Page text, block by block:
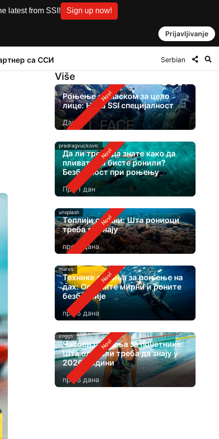
latest from SSI! Sign up now!
Prijavljivanje
са ССИ Serbian
Više
Роњење са маском за цело
лице: Нова SSI специјалност
Данас
predragvuckovic
Да ли треба да знате како да
пливате да бисте ронили?
Безбедност при роњењу
Пре 1 дан
unsplash
Топлији океани: Шта рониоци
треба да знају
пре 3 дана
mares
Технике дисања за роњење на
дах: Останите мирни и роните
безбедније
пре 5 дана
zoggs
Часови пливања за почетнике:
Шта одрасли треба да знају у
2026. години
пре 6 дана